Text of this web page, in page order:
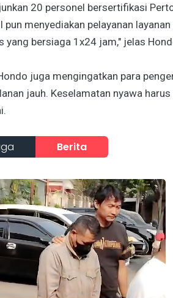
20 personel bersertifikasi
pun menyediakan pelayanan
yang bersiaga 1x24 jam," jelas
juga mengingatkan para
jauh. Keselamatan nyawa
Berita